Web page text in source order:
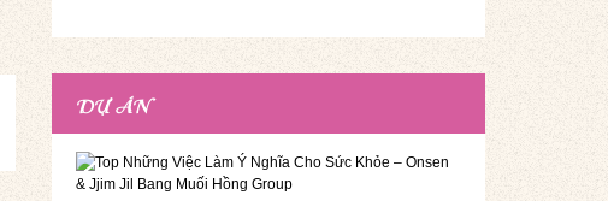
DỰ ÁN